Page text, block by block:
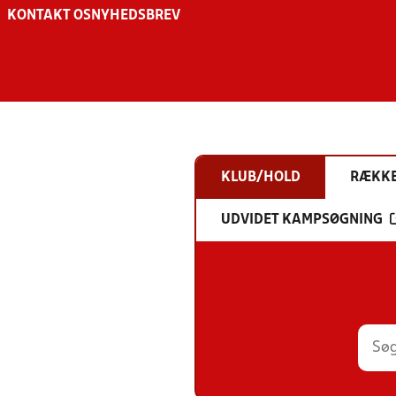
KONTAKT OS NYHEDSBREV
KLUB/HOLD
UDVIDET KAMPSØGNING